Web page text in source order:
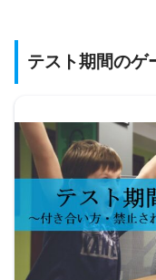
テスト期間のゲ